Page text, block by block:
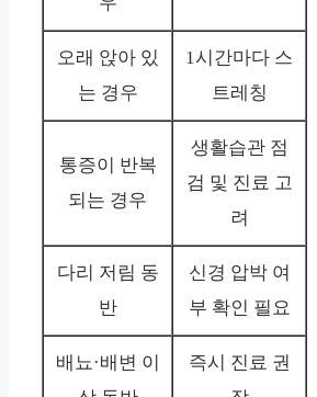
오래 앉아 있
는 경우
1시간마다 스
트레칭
통증이 반복
되는 경우
생활습관 점
검 및 진료 고
려
다리 저림 동
반
신경 압박 여
부 확인 필요
배뇨·배변 이
즉시 진료 권